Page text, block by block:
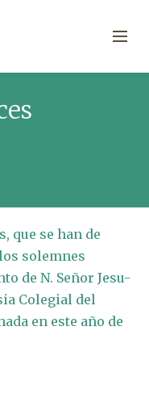
que se han de
solemnes
de N. Señor Jesu-
Colegial del
en este año de